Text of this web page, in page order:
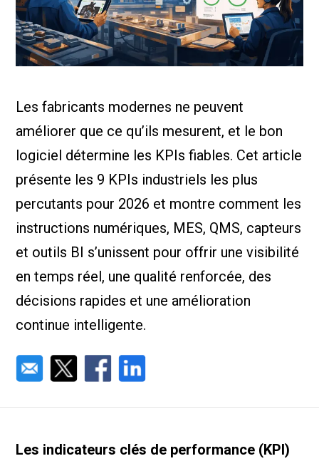
de
Nous
Études
Les fabricants modernes ne peuvent
améliorer que ce qu’ils mesurent, et le bon
logiciel détermine les KPIs fiables. Cet article
présente les 9 KPIs industriels les plus
percutants pour 2026 et montre comment les
instructions numériques, MES, QMS, capteurs
et outils BI s’unissent pour offrir une visibilité
en temps réel, une qualité renforcée, des
décisions rapides et une amélioration
continue intelligente.
Les indicateurs clés de performance (KPI)